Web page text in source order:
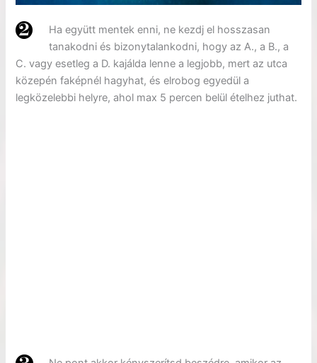
Ha együtt mentek enni, ne kezdj el hosszasan
tanakodni és bizonytalankodni, hogy az A., a B., a
C. vagy esetleg a D. kajálda lenne a legjobb, mert az utca
közepén faképnél hagyhat, és elrobog egyedül a
legközelebbi helyre, ahol max 5 percen belül ételhez juthat.